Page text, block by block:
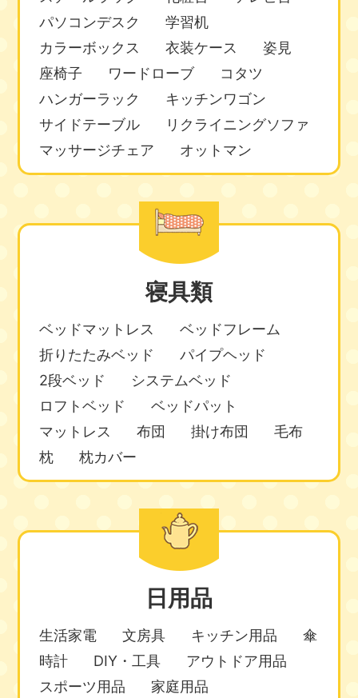
パソコンデスク
学習机
カラーボックス
衣装ケース
姿見
座椅子
ワードローブ
コタツ
ハンガーラック
キッチンワゴン
サイドテーブル
リクライニングソファ
マッサージチェア
オットマン
寝具類
ベッドマットレス
ベッドフレーム
折りたたみベッド
パイプヘッド
2段ベッド
システムベッド
ロフトベッド
ベッドパット
マットレス
布団 掛け布団
毛布
枕
枕カバー
日用品
生活家電 文房具 キッチン用品
傘
時計
DIY・工具
アウトドア用品
スポーツ用品
家庭用品